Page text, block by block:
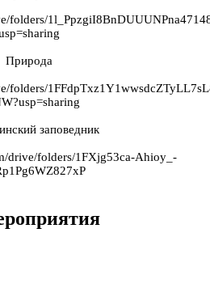
folders/
Природа
folders/
заповедник
drive/folders/1FXjg53ca-Ahioy_-